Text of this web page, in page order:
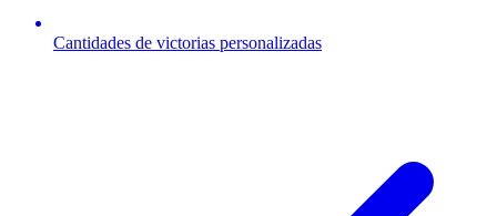
Cantidades de victorias personalizadas